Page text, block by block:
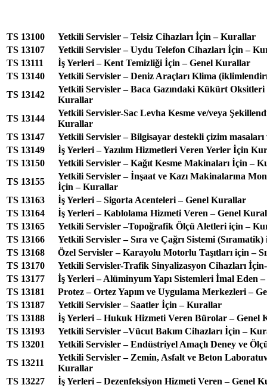
TS 13100
Yetkili Servisler – Telsiz Cihazları İçin – Kurallar
TS 13107
Yetkili Servisler – Uydu Telefon Cihazları İçin –
TS 13111
İş Yerleri – Kent Temizliği İçin – Genel Kurallar
TS 13140
Yetkili Servisler – Deniz Araçları Klima
TS 13142
Yetkili Servisler – Baca Gazındaki Kükürt Oksitleri
Kurallar
TS 13144
Yetkili Servisler-Sac Levha Kesme ve/veya
Kurallar
TS 13147
Yetkili Servisler – Bilgisayar destekli çizim masaları
TS 13149
İş Yerleri – Yazılım Hizmetleri Veren Yerler İçin
TS 13150
Yetkili Servisler – Kağıt Kesme Makinaları İçin –
TS 13155
Yetkili Servisler – İnşaat ve Kazı Makinalarına
İçin – Kurallar
TS 13163
İş Yerleri – Sigorta Acenteleri – Genel Kurallar
TS 13164
İş Yerleri – Kablolama Hizmeti Veren – Genel
TS 13165
Yetkili Servisler –Topoğrafik Ölçü Aletleri için –
TS 13166
Yetkili Servisler – Sıra ve Çağrı Sistemi
TS 13168
Özel Servisler – Karayolu Motorlu Taşıtları için –
TS 13170
Yetkili Servisler-Trafik Sinyalizasyon Cihazları
TS 13177
İş Yerleri – Alüminyum Yapı Sistemleri İmal Eden
TS 13181
Protez – Ortez Yapım ve Uygulama Merkezleri –
TS 13187
Yetkili Servisler – Saatler İçin – Kurallar
TS 13188
İş Yerleri – Hukuk Hizmeti Veren Bürolar – Genel
TS 13193
Yetkili Servisler –Vücut Bakım Cihazları İçin –
TS 13201
Yetkili Servisler – Endüstriyel Amaçlı Deney ve
TS 13211
Yetkili Servisler – Zemin, Asfalt ve Beton
Kurallar
TS 13227
İş Yerleri – Dezenfeksiyon Hizmeti Veren – Genel